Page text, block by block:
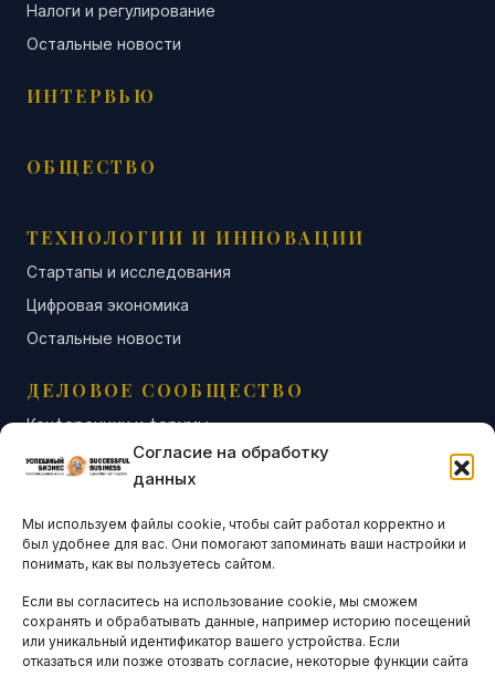
Согласие на обработку
данных
Мы используем файлы cookie, чтобы сайт работал корректно и
был удобнее для вас. Они помогают запоминать ваши настройки и
понимать, как вы пользуетесь сайтом.
Если вы согласитесь на использование cookie, мы сможем
сохранять и обрабатывать данные, например историю посещений
или уникальный идентификатор вашего устройства. Если
отказаться или позже отозвать согласие, некоторые функции сайта
Налоги и регулирование
Остальные новости
ИНТЕРВЬЮ
ОБЩЕСТВО
ТЕХНОЛОГИИ И ИННОВАЦИИ
Стартапы и исследования
Цифровая экономика
Остальные новости
ДЕЛОВОЕ СООБЩЕСТВО
Конференции и форумы
Бизнес-клубы и ассоциации
Остальные новости
АНАЛИТИКА И СТАТИСТИКА
ARTICLES IN ENGLISH